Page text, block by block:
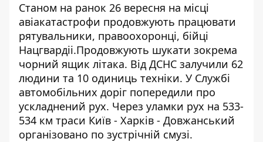
Станом на ранок 26 вересня на місці
авіакатастрофи продовжують працювати
рятувальники, правоохоронці, бійці
Нацгвардіі.Продовжують шукати зокрема
чорний ящик літака. Від ДСНС залучили 62
людини та 10 одиниць техніки. У Службі
автомобільних доріг попередили про
ускладнений рух. Через уламки рух на 533-
534 км траси Київ - Харків - Довжанський
організовано по зустрічній смузі.